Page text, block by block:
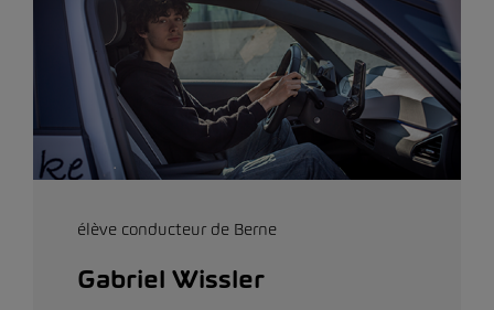
élève conducteur de Berne
Gabriel Wissler